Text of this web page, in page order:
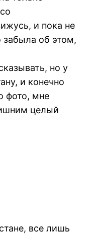
и пока не
забыла об этом,
но у
и конечно
фото, мне
целый
все лишь